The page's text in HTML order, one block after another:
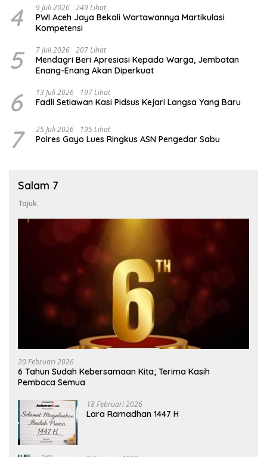
4 9 Juli 2026 249 Lihat
PWI Aceh Jaya Bekali Wartawannya Martikulasi
Kompetensi
5 7 Juli 2026 207 Lihat
Mendagri Beri Apresiasi Kepada Warga, Jembatan
Enang-Enang Akan Diperkuat
6 13 Juli 2026 197 Lihat
Fadli Setiawan Kasi Pidsus Kejari Langsa Yang Baru
7 25 Juli 2026 195 Lihat
Polres Gayo Lues Ringkus ASN Pengedar Sabu
Salam 7
Tajuk
20 Februari 2026
6 Tahun Sudah Kebersamaan Kita; Terima Kasih
Pembaca Semua
18 Februari 2026
Lara Ramadhan 1447 H